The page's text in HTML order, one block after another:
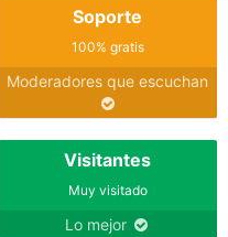
Soporte
100% gratis
Moderadores que escuchan
Visitantes
Muy visitado
Lo mejor